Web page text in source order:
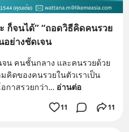
ก็จนได้” “ถอดวิธีคิดคนรวย
ย่างชัดเจน
น คนชั้นกลาง และคนรวยด้วย
คิดของคนรวยในตัวเราเป็น
กาสรวยกว่า... อ่านต่อ
11 11